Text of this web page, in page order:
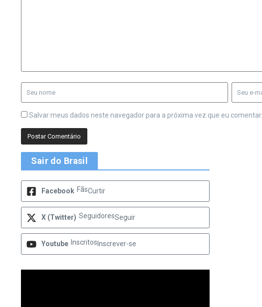
Salvar meus dados neste navegador para a próxima vez que eu comentar.
Sair do Brasil
Facebook FãsCurtir
X (Twitter) SeguidoresSeguir
Youtube Inscritos Inscrever-se